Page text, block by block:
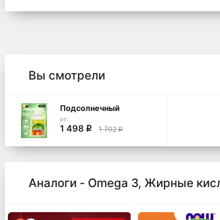
Вы смотрели
Подсолнечный
от:
1 498 q 1 702q
Аналоги - Omega 3, Жирные